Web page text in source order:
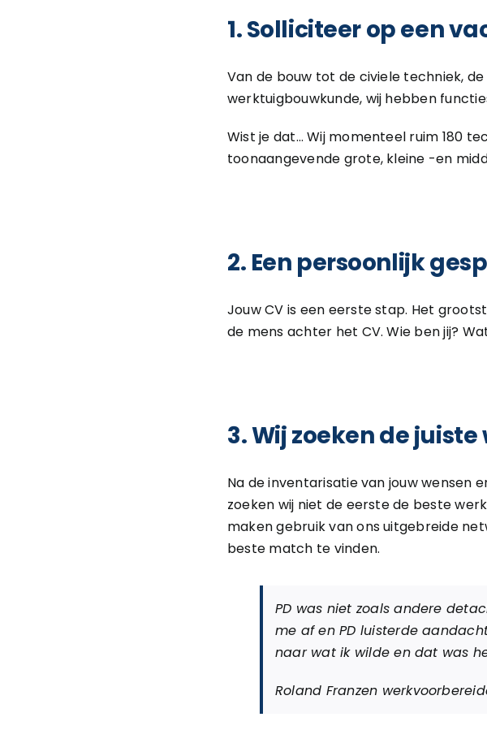
1. Solliciteer op een
Van de bouw tot de civiele techniek,
werktuigbouwkunde, wij hebben
Wist je dat… Wij momenteel ruim 180
toonaangevende grote, kleine -en
2. Een persoonlijk
Jouw CV is een eerste stap. Het
de mens achter het CV. Wie ben jij?
3. Wij zoeken de
Na de inventarisatie van jouw wensen
zoeken wij niet de eerste de beste
maken gebruik van ons uitgebreide
beste match te vinden.
PD was niet zoals andere
me af en PD luisterde
naar wat ik wilde en dat was
Roland Franzen